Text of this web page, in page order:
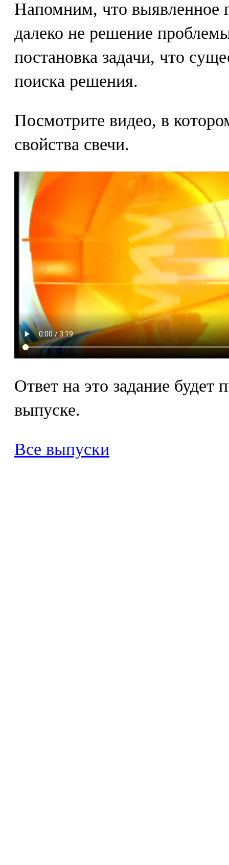
Напомним, что выявленное
далеко не решение
постановка задачи, что
поиска решения.
Посмотрите видео, в
свойства свечи.
Ответ на это задание
выпуске.
Все выпуски